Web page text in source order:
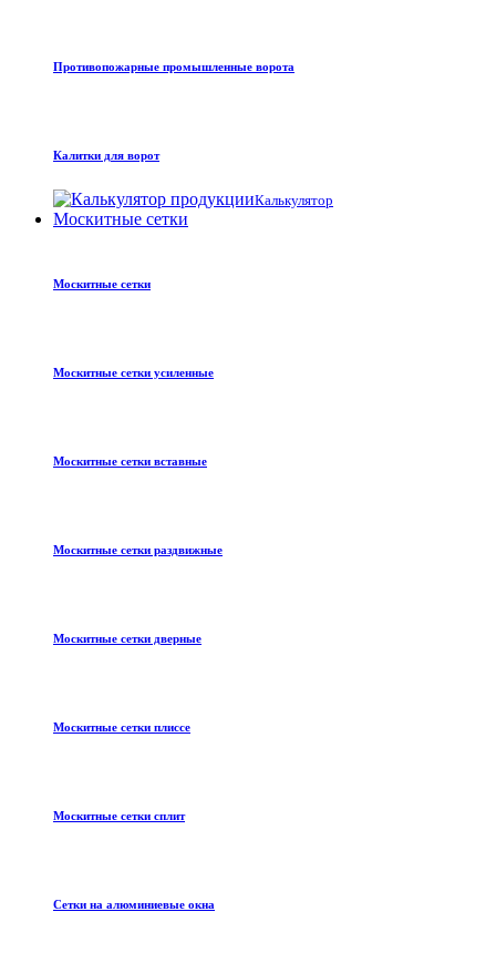
Противопожарные промышленные ворота
Калитки для ворот
Калькулятор
Москитные сетки
Москитные сетки
Москитные сетки усиленные
Москитные сетки вставные
Москитные сетки раздвижные
Москитные сетки дверные
Москитные сетки плиссе
Москитные сетки сплит
Сетки на алюминиевые окна